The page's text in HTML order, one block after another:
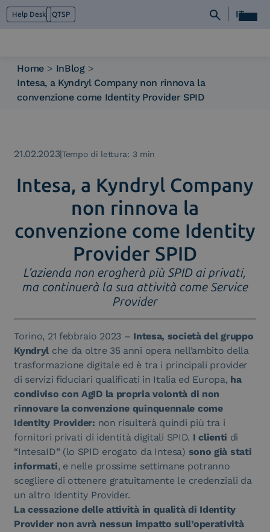
Help Desk QTSP IT
Chi siamo
News e Media
Home > InBlog >
Intesa, a Kyndryl Company non rinnova la
convenzione come Identity Provider SPID
21.02.2023|Tempo di lettura: 3 min
Intesa, a Kyndryl Company
non rinnova la
convenzione come Identity
Provider SPID
L’azienda non erogherà più SPID ai privati,
ma continuerà la sua attività come Service
Provider
Torino, 21 febbraio 2023 – Intesa, società del gruppo
Kyndryl che da oltre 35 anni opera nell’ambito della
trasformazione digitale ed è tra i principali provider
di servizi fiduciari qualificati in Italia ed Europa,ha
condiviso con AgID la propria volontà di non
rinnovare la convenzione quinquennale come
Identity Provider: non risulterà quindi più tra i
fornitori privati di identità digitali SPID. I clienti di
“IntesaID” (lo SPID erogato da Intesa) sono già stati
informati, e nelle prossime settimane potranno
scegliere di ottenere gratuitamente le credenziali da
un altro Identity Provider.
La cessazione delle attività in qualità di Identity
Provider non avrà nessun impatto sull’operatività